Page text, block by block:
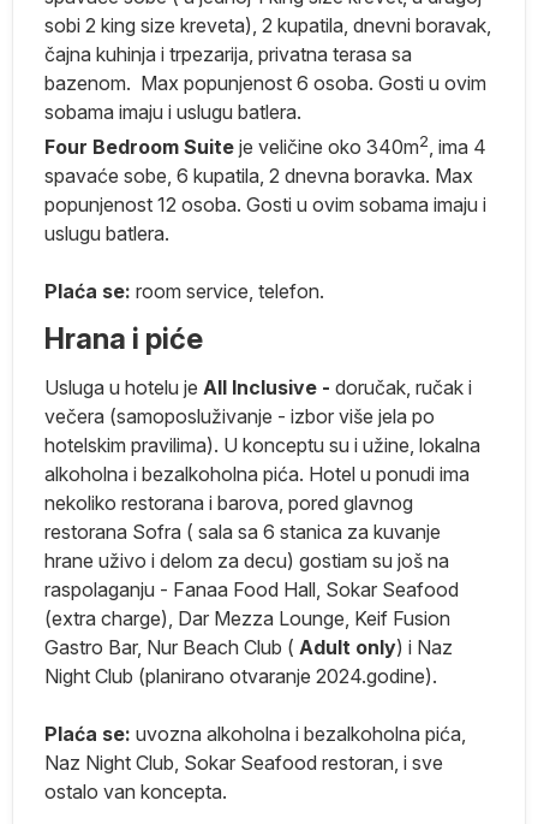
sobi 2 king size kreveta), 2 kupatila, dnevni boravak,
čajna kuhinja i trpezarija, privatna terasa sa
bazenom. Max popunjenost 6 osoba. Gosti u ovim
sobama imaju i uslugu batlera.
Four Bedroom Suite je veličine oko 340m2, ima 4
spavaće sobe, 6 kupatila, 2 dnevna boravka. Max
popunjenost 12 osoba. Gosti u ovim sobama imaju i
uslugu batlera.
Plaća se: room service, telefon.
Hrana i piće
Usluga u hotelu je All Inclusive - doručak, ručak i
večera (samoposluživanje - izbor više jela po
hotelskim pravilima). U konceptu su i užine, lokalna
alkoholna i bezalkoholna pića. Hotel u ponudi ima
nekoliko restorana i barova, pored glavnog
restorana Sofra ( sala sa 6 stanica za kuvanje
hrane uživo i delom za decu) gostiam su još na
raspolaganju - Fanaa Food Hall, Sokar Seafood
(extra charge), Dar Mezza Lounge, Keif Fusion
Gastro Bar, Nur Beach Club ( Adult only) i Naz
Night Club (planirano otvaranje 2024.godine).
Plaća se: uvozna alkoholna i bezalkoholna pića,
Naz Night Club, Sokar Seafood restoran, i sve
ostalo van koncepta.